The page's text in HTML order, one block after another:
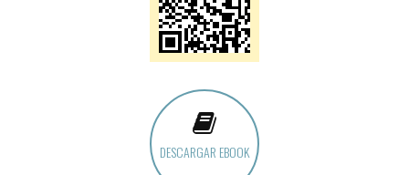
DESCARGAR EBOOK